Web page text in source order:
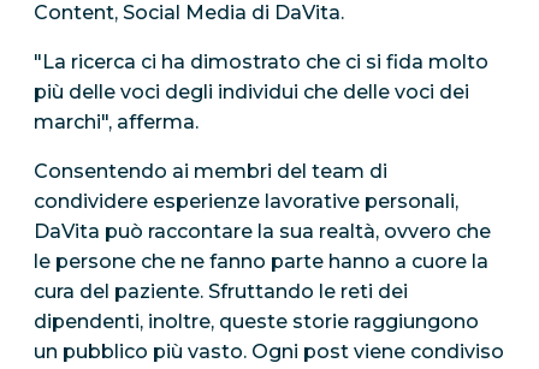
Content, Social Media di DaVita.
"La ricerca ci ha dimostrato che ci si fida molto
più delle voci degli individui che delle voci dei
marchi", afferma.
Consentendo ai membri del team di
condividere esperienze lavorative personali,
DaVita può raccontare la sua realtà, ovvero che
le persone che ne fanno parte hanno a cuore la
cura del paziente. Sfruttando le reti dei
dipendenti, inoltre, queste storie raggiungono
un pubblico più vasto. Ogni post viene condiviso